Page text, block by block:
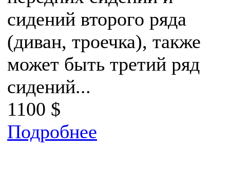
сидений второго ряда
(диван, троечка), также
может быть третий ряд
сидений...
1100 $
Подробнее